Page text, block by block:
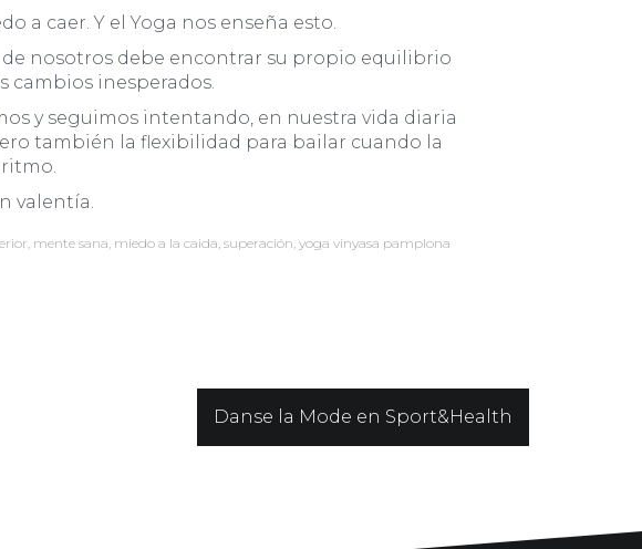
a caer. Y el Yoga nos enseña esto.
de nosotros debe encontrar su propio equilibrio
cambios inesperados.
y seguimos intentando, en nuestra vida diaria
también la flexibilidad para bailar cuando la
valentía.
, mente sana, miedo a la caida, superación, yoga vinyasa pamplona
Danse la Mode en Sport&Health